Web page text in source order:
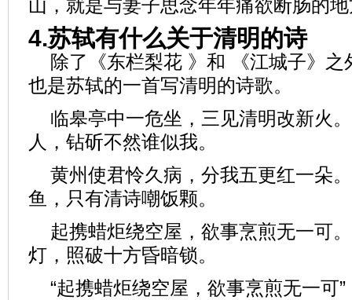
山，就是与妻子思念年年痛欲断肠的
4.苏轼有什么关于清明的诗
除了《东栏梨花 》和 《江城子》
也是苏轼的一首写清明的诗歌。
临皋亭中一危坐，三见清明改新火
人，钻斫不然谁似我。
黄州使君怜久病，分我五更红一朵
鱼，只有清诗嘲饭颗。
起携蜡炬绕空屋，欲事烹煎无一可
灯，照破十方昏暗锁。
“起携蜡炬绕空屋，欲事烹煎无一可